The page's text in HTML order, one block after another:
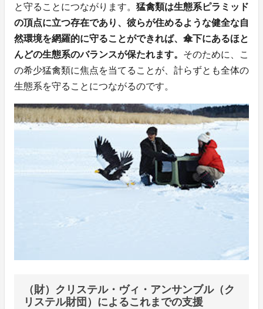
と守ることにつながります。 猛禽類は生態系ピラミッド
の頂点に立つ存在であり、彼らが住めるような健全な自
然環境を網羅的に守ることができれば、傘下にあるほと
んどの生態系のバランスが保たれます。 そのために、こ
の希少猛禽類に焦点を当てることが、計らずとも全体の
生態系を守ることにつながるのです。
（財）クリステル・ヴィ・アンサンブル（ク
リステル財団）によるこれまでの支援